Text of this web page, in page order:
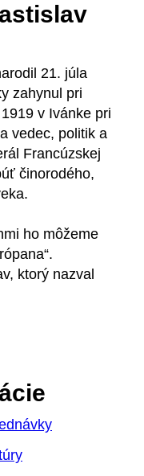
21. júla
zahynul pri
v Ivánke pri
vedec, politik a
Francúzskej
činorodého,
ho môžeme
ktorý nazval